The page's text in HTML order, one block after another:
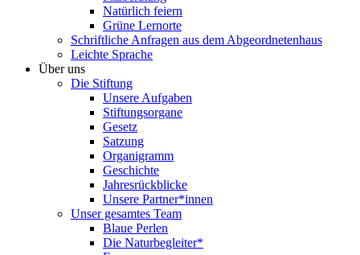
Natürlich feiern
Grüne Lernorte
Schriftliche Anfragen aus dem Abgeordnetenhaus
Leichte Sprache
Über uns
Die Stiftung
Unsere Aufgaben
Stiftungsorgane
Gesetz
Satzung
Organigramm
Geschichte
Jahresrückblicke
Unsere Partner*innen
Unser gesamtes Team
Blaue Perlen
Die Naturbegleiter*